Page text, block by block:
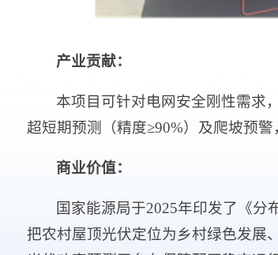
产业贡献：
本项目可针对电网安全刚性需求
超短期预测（精度≥90%）及爬坡预警
商业价值：
国家能源局于2025年印发了《分
把农村屋顶光伏定位为乡村绿色发展